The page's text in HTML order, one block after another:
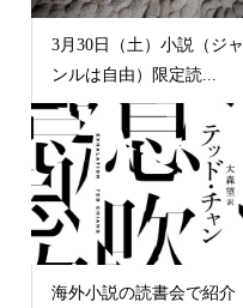
3月30日（土）小説（ジャ
ンルは自由）限定読...
海外小説の読書会で紹介